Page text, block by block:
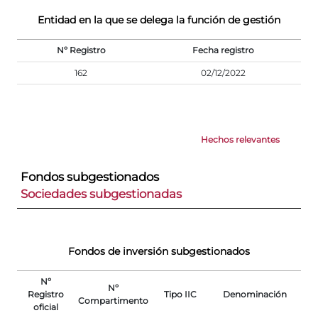
Entidad en la que se delega la función de gestión
Nº Registro Fecha registro
162 02/12/2022
Hechos relevantes
Fondos subgestionados
Sociedades subgestionadas
Fondos de inversión subgestionados
Nº
Registro
oficial
Nº
Compartimento
Tipo IIC Denominación